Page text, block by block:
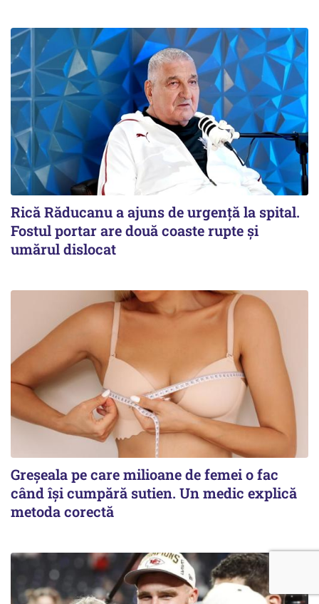
Rică Răducanu a ajuns de urgență la spital.
Fostul portar are două coaste rupte și
umărul dislocat
Greșeala pe care milioane de femei o fac
când își cumpără sutien. Un medic explică
metoda corectă